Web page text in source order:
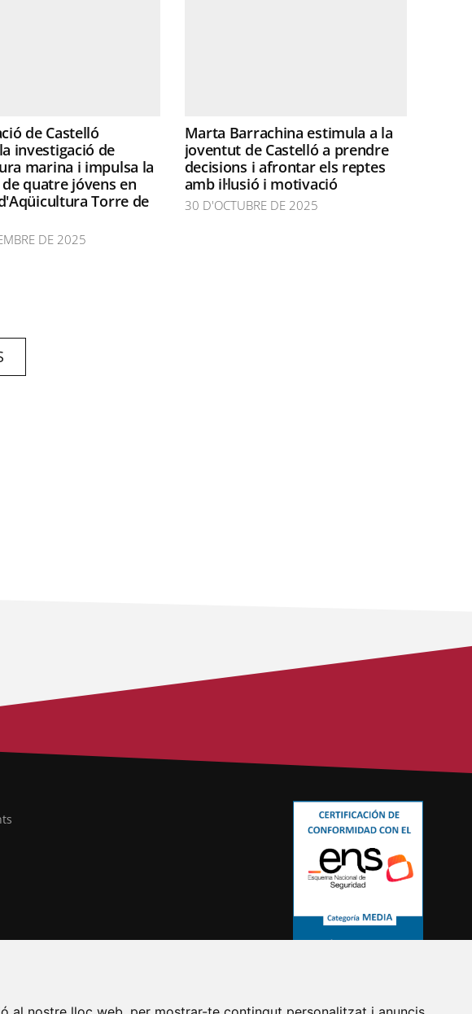
de Castelló
investigació de
marina i impulsa la
quatre jóvens en
Torre de
DE 2025
Marta Barrachina estimula a la
joventut de Castelló a prendre
decisions i afrontar els reptes
amb il·lusió i motivació
30 D'OCTUBRE DE 2025